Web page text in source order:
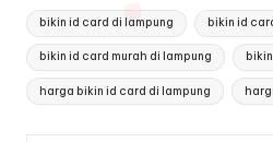
Tags:
bikin id card di lampung bikin id
bikin id card murah di lampung
harga bikin id card di lampung